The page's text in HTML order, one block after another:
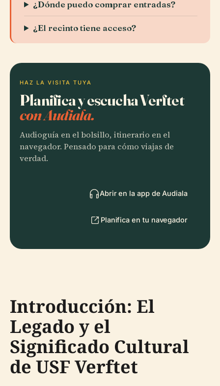
¿Dónde puedo comprar entradas?
¿El recinto tiene acceso?
HAZ LA VISITA TUYA
Planifica y escucha Verftet
con Audiala.
Audioguía en el bolsillo, itinerario en el
navegador. Pensado para cómo viajas de
verdad.
Abrir en la app de Audiala
Planifica en tu navegador
Introducción: El
Legado y el
Significado Cultural
de USF Verftet